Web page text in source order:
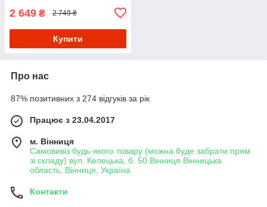
2 649 ₴ 2 749 ₴
Купити
Про нас
87% позитивних з 274 відгуків за рік
Працює з 23.04.2017
м. Вінниця
Самовивіз будь-якого товару (можна буде забрати прям
зі складу) вул. Келецька, б. 50 Вінниця Вінницька
область, Вінниця, Україна
Контакти